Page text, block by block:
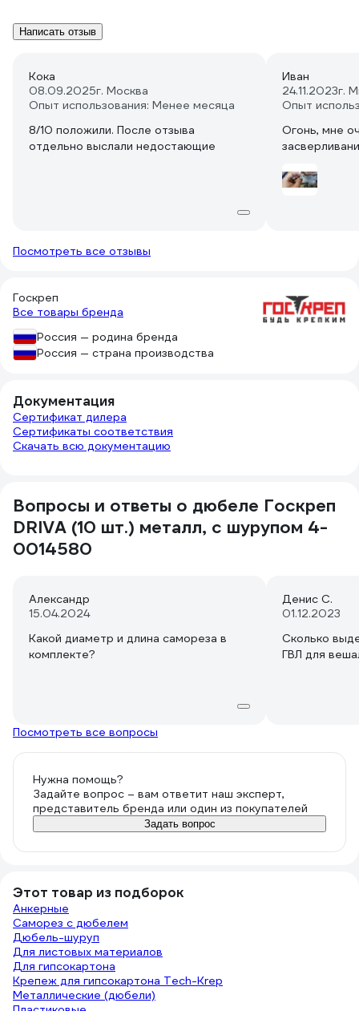
Написать отзыв
Кока
08.09.2025г. Москва
Опыт использования: Менее месяца
8/10 положили. После отзыва
отдельно выслали недостающие
Иван
24.11.2023г.
Опыт
Огонь, мне
Посмотреть все отзывы
Госкреп
Все товары бренда
Россия — родина бренда
Россия — страна производства
Документация
Сертификат дилера
Сертификаты соответствия
Скачать всю документацию
Вопросы и ответы о дюбеле Госкреп
DRIVA (10 шт.) металл, с шурупом 4-
0014580
Александр
15.04.2024
Какой диаметр и длина самореза в
комплекте?
Денис С.
01.12.2023
Сколько
ГВЛ для
Посмотреть все вопросы
Нужна помощь?
Задайте вопрос – вам ответит наш эксперт,
представитель бренда или один из покупателей
Задать вопрос
Этот товар из подборок
Анкерные
Саморез с дюбелем
Дюбель-шуруп
Для листовых материалов
Для гипсокартона
Крепеж для гипсокартона Tech-Krep
Металлические (дюбели)